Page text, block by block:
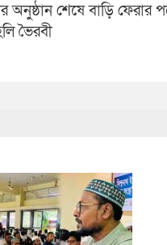
অনুষ্ঠান শেষে বাড়ি ফেরার
ভৈরবী